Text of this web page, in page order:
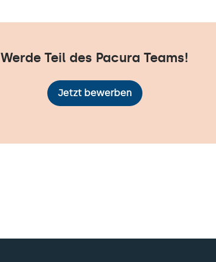
Werde Teil des Pacura Teams!
Jetzt bewerben